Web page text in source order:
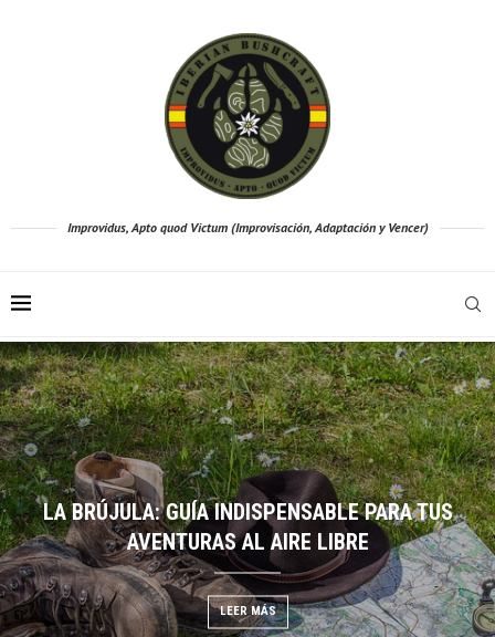
Improvidus, Apto quod Victum (Improvisación, Adaptación y Vencer)
GUÍA DE BUSHCRAFT
MÁS
LA BRÚJULA: GUÍA INDISPENSABLE PARA TUS
AVENTURAS AL AIRE LIBRE
LEER MÁS
DESCIFRANDO EL
NUBES PARA